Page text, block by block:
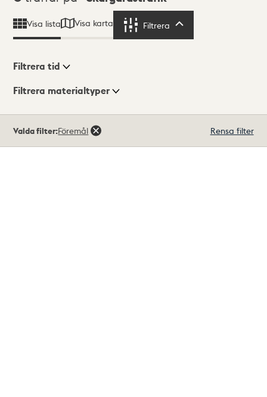
Visa lista Visa karta Filtrera
Visningsläge
Filtrera tid
Filtrera materialtyper
träffar
Valda filter:Föremål Rensa filter